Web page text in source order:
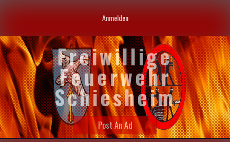
Anmelden
Freiwillige
Feuerwehr
Schiesheim
Post An Ad